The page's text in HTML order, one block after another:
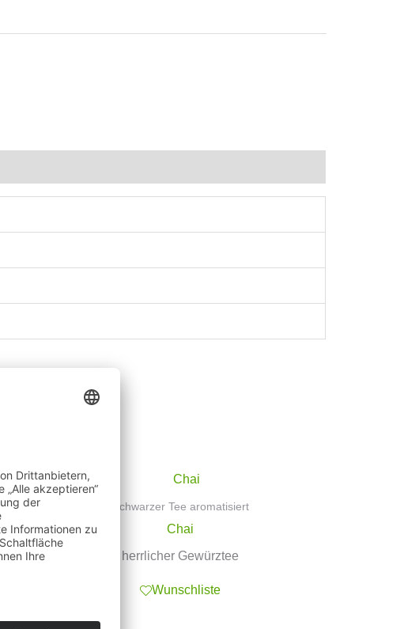
Schwarzer Tee aromatisiert
Chai
herrlicher Gewürztee
Wunschliste